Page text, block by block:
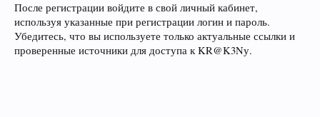
После регистрации войдите в свой личный кабинет,
используя указанные при регистрации логин и пароль.
Убедитесь, что вы используете только актуальные ссылки и
проверенные источники для доступа к KR@K3Nу.